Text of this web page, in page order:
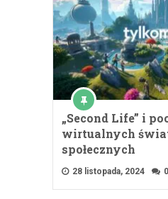
„Second Life” i
wirtualnych
społecznych
28 listopada, 2024 0